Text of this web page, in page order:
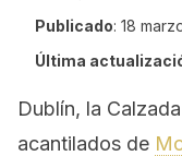
Publicado: 18
Última
Dublín, la
acantilados de